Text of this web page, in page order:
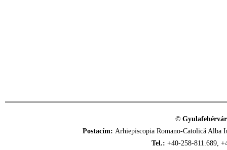
©
Postacím: Arhiepiscopia Romano-Catolică
Tel.: +40-258-811.689,